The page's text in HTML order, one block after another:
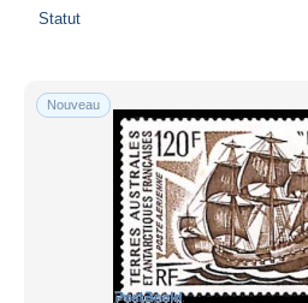
Appliquer
Statut
Nouveau